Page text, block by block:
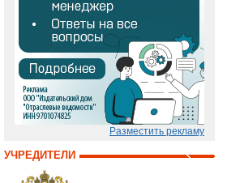
Разместить рекламу
УЧРЕДИТЕЛИ